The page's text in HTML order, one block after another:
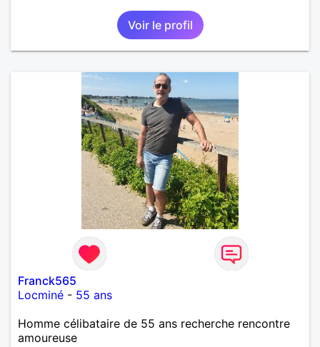
Voir le profil
Franck565
Locminé - 55 ans
Homme célibataire de 55 ans recherche rencontre
amoureuse